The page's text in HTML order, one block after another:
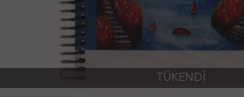
TÜKENDİ